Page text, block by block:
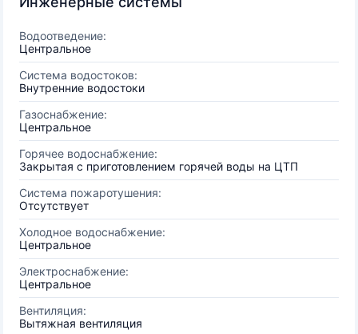
Водоотведение:
Центральное
Система водостоков:
Внутренние водостоки
Газоснабжение:
Центральное
Горячее водоснабжение:
Закрытая с приготовлением горячей воды на ЦТП
Система пожаротушения:
Отсутствует
Холодное водоснабжение:
Центральное
Электроснабжение:
Центральное
Вентиляция:
Вытяжная вентиляция